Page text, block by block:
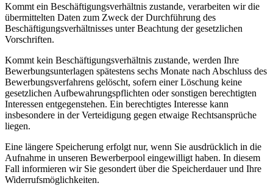
Kommt ein Beschäftigungsverhältnis zustande, verarbeiten wir die
übermittelten Daten zum Zweck der Durchführung des
Beschäftigungsverhältnisses unter Beachtung der gesetzlichen
Vorschriften.
Kommt kein Beschäftigungsverhältnis zustande, werden Ihre
Bewerbungsunterlagen spätestens sechs Monate nach Abschluss des
Bewerbungsverfahrens gelöscht, sofern einer Löschung keine
gesetzlichen Aufbewahrungspflichten oder sonstigen berechtigten
Interessen entgegenstehen. Ein berechtigtes Interesse kann
insbesondere in der Verteidigung gegen etwaige Rechtsansprüche
liegen.
Eine längere Speicherung erfolgt nur, wenn Sie ausdrücklich in die
Aufnahme in unseren Bewerberpool eingewilligt haben. In diesem
Fall informieren wir Sie gesondert über die Speicherdauer und Ihre
Widerrufsmöglichkeiten.